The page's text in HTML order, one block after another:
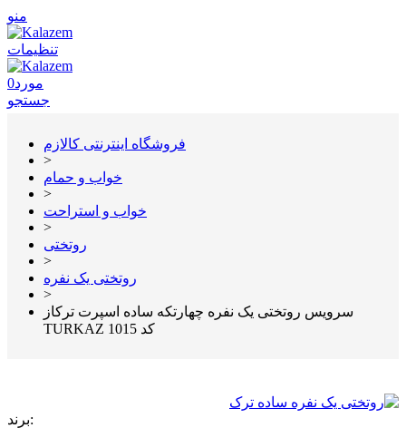
منو
تنظیمات
0مورد
جستجو
فروشگاه اینترنتی کالازم
>
خواب و حمام
>
خواب و استراحت
>
روتختی
>
روتختی یک نفره
>
سرویس روتختی یک نفره چهارتکه ساده اسپرت ترکاز
TURKAZ کد 1015
برند: